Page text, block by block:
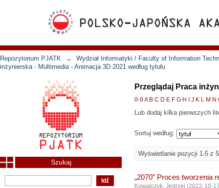
Repozytorium PJATK →
Wydział Informatyki / Faculty of Information
inżynierska - Multimedia - Animacja 3D 2021 według tytułu
Przeglądaj Praca
0-9A B C D E F G H J K L M N
Lub dodaj kilka pierwszych
Sortuj według:
Wyświetlanie pozycji 1-5 z 5
„2070” Proces tworzenia
Kowalczyk, Jędrzej (2022-10-
Szukaj